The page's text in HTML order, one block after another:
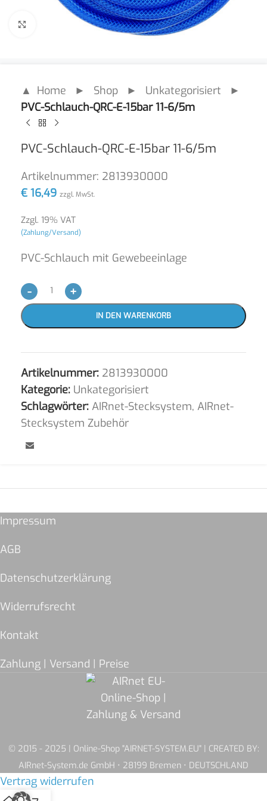
Click to enlarge
▲ Home ► Shop ► Unkategorisiert ►
PVC-Schlauch-QRC-E-15bar 11-6/5m
PVC-Schlauch-QRC-E-15bar 11-6/5m
Artikelnummer: 2813930000
€ 16,49 zzgl. MwSt.
Zzgl. 19% VAT
(Zahlung/Versand)
PVC-Schlauch mit Gewebeeinlage
- +
IN DEN WARENKORB
Artikelnummer: 2813930000
Kategorie: Unkategorisiert
Schlagwörter: AIRnet-Stecksystem, AIRnet-
Stecksystem Zubehör
Impressum
AGB
Datenschutzerklärung
Widerrufsrecht
Kontakt
Zahlung | Versand | Preise
© 2015 - 2025 | Online-Shop "AIRNET-SYSTEM.EU" | CREATED BY:
AIRnet-System.de GmbH • 28199 Bremen • DEUTSCHLAND
Vertrag widerrufen